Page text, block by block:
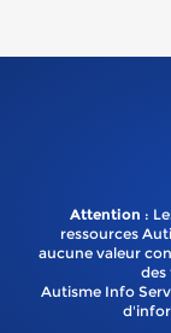
Attention :
ressources
aucune valeur
des
Autisme Info